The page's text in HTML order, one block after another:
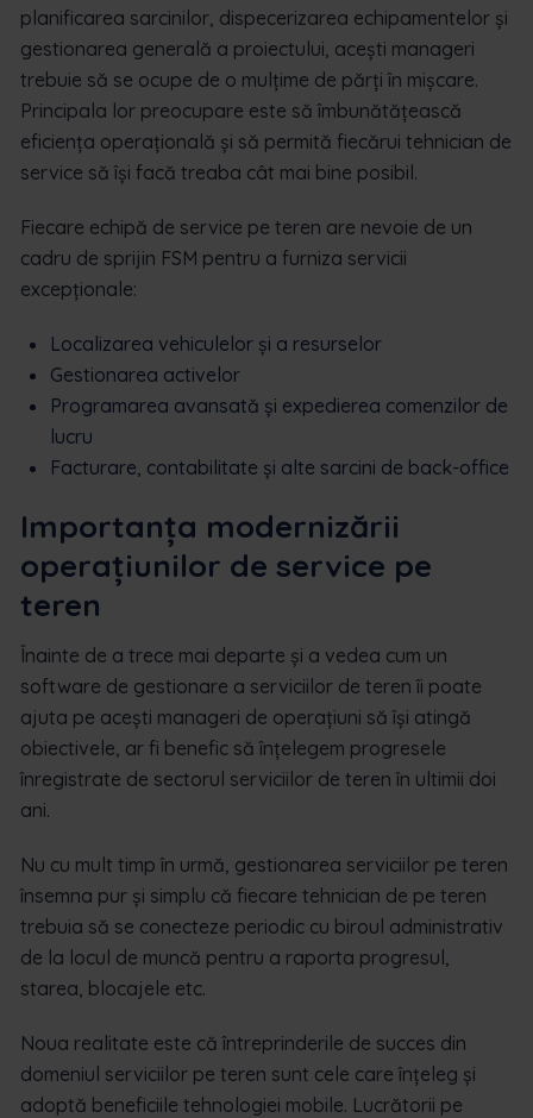
planificarea sarcinilor, dispecerizarea echipamentelor și
gestionarea generală a proiectului, acești manageri
trebuie să se ocupe de o mulțime de părți în mișcare.
Principala lor preocupare este să îmbunătățească
eficiența operațională și să permită fiecărui tehnician de
service să își facă treaba cât mai bine posibil.
Fiecare echipă de service pe teren are nevoie de un
cadru de sprijin FSM pentru a furniza servicii
excepționale:
Localizarea vehiculelor și a resurselor
Gestionarea activelor
Programarea avansată și expedierea comenzilor de
lucru
Facturare, contabilitate și alte sarcini de back-office
Importanța modernizării
operațiunilor de service pe
teren
Înainte de a trece mai departe și a vedea cum un
software de gestionare a serviciilor de teren îi poate
ajuta pe acești manageri de operațiuni să își atingă
obiectivele, ar fi benefic să înțelegem progresele
înregistrate de sectorul serviciilor de teren în ultimii doi
ani.
Nu cu mult timp în urmă, gestionarea serviciilor pe teren
însemna pur și simplu că fiecare tehnician de pe teren
trebuia să se conecteze periodic cu biroul administrativ
de la locul de muncă pentru a raporta progresul,
starea, blocajele etc.
Noua realitate este că întreprinderile de succes din
domeniul serviciilor pe teren sunt cele care înțeleg și
adoptă beneficiile tehnologiei mobile. Lucrătorii pe